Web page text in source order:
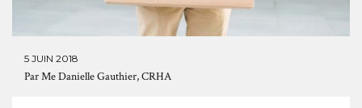
5 JUIN 2018
ParMe Danielle Gauthier, CRHA